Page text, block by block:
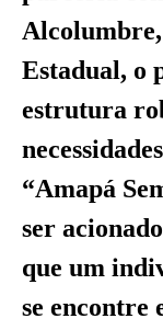
Alcolumbre,
Estadual, o
estrutura
“Amapá
ser
que um
se encontre